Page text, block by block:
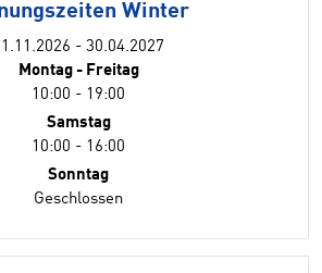
Winter
- 30.04.2027
Montag - Freitag
10:00 - 19:00
Samstag
10:00 - 16:00
Sonntag
Geschlossen